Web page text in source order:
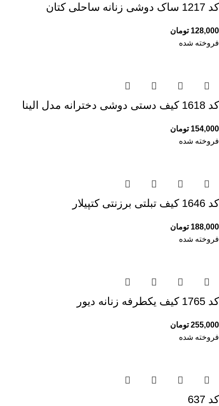
کد 1217 ساک دوشی زنانه ساحلی کتان
128,000 تومان
فروخته شده
کد 1618 کیف دستی دوشی دخترانه مدل الینا
154,000 تومان
فروخته شده
کد 1646 کیف تبلتی برزنتی کتپیلار
188,000 تومان
فروخته شده
کد 1765 کیف یکطرفه زنانه دیور
255,000 تومان
فروخته شده
کد 637